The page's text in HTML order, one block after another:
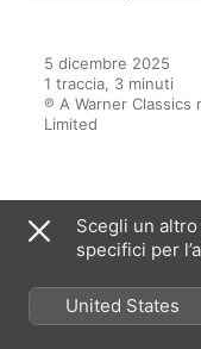
5 dicembre 2025
1 traccia, 3 minuti
℗ A Warner Classics
Limited
Dall’album
The
Scegli un
specifici per
United States